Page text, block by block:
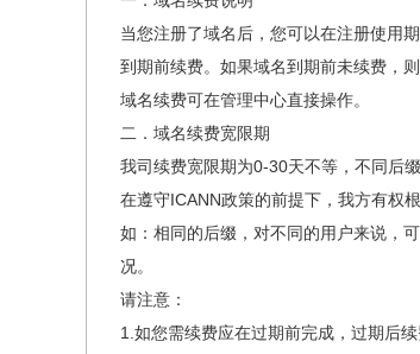
当您注册了域名后，您可以在注册使用
到期前续费。如果域名到期前未续费，则
域名续费可在管理中心直接操作。
二．域名续费宽限期
我司续费宽限期为0-30天不等，不同后
在遵守ICANN政策的前提下，我方有权
如：相同的后缀，对不同的用户来说，
况。
请注意：
1.如您需续费应在过期前完成，过期后